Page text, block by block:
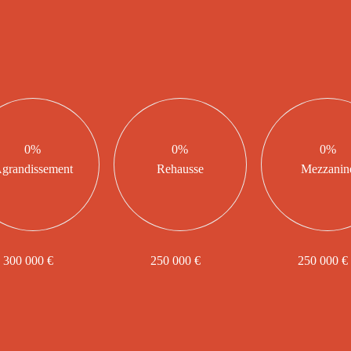
0%
300 000 €
0%
Rehausse
250 000 €
0%
250 000 €